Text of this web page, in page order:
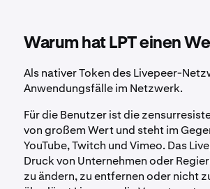
Warum hat LPT einen
Als nativer Token des Livepeer-
Anwendungsfälle im Netzwerk.
Für die Benutzer ist die
von großem Wert und steht im
YouTube, Twitch und Vimeo. Das
Druck von Unternehmen oder
zu ändern, zu entfernen oder nicht